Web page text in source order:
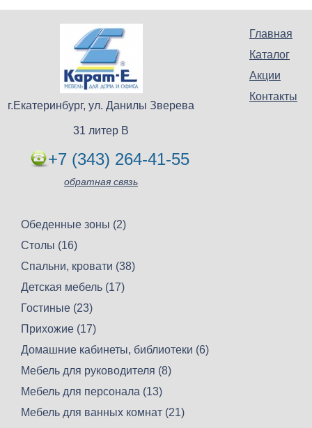
Главная
Каталог
Акции
Контакты
г.Екатеринбург, ул. Данилы Зверева
31 литер В
+7 (343) 264-41-55
обратная связь
Обеденные зоны (2)
Столы (16)
Спальни, кровати (38)
Детская мебель (17)
Гостиные (23)
Прихожие (17)
Домашние кабинеты, библиотеки (6)
Мебель для руководителя (8)
Мебель для персонала (13)
Мебель для ванных комнат (21)